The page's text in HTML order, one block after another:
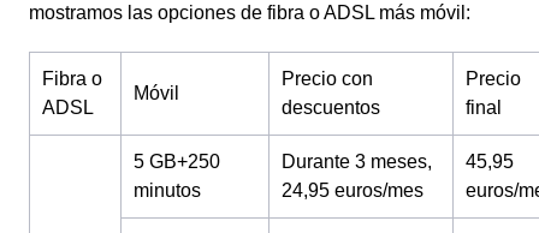
mostramos las opciones de fibra o ADSL más móvil:
Fibra o
ADSL
Móvil
Precio con
descuentos
Precio
final
5 GB+250
minutos
Durante 3 meses,
24,95 euros/mes
45,95
euros/